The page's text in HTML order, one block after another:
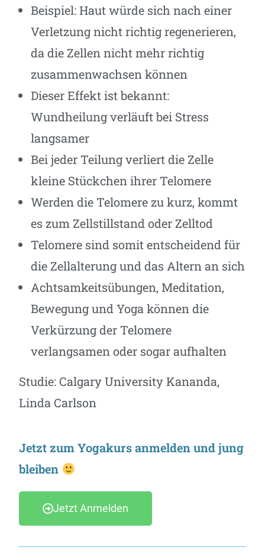
Beispiel: Haut würde sich nach einer
Verletzung nicht richtig regenerieren,
da die Zellen nicht mehr richtig
zusammenwachsen können
Dieser Effekt ist bekannt:
Wundheilung verläuft bei Stress
langsamer
Bei jeder Teilung verliert die Zelle
kleine Stückchen ihrer Telomere
Werden die Telomere zu kurz, kommt
es zum Zellstillstand oder Zelltod
Telomere sind somit entscheidend für
die Zellalterung und das Altern an sich
Achtsamkeitsübungen, Meditation,
Bewegung und Yoga können die
Verkürzung der Telomere
verlangsamen oder sogar aufhalten
Studie: Calgary University Kananda,
Linda Carlson
Jetzt zum Yogakurs anmelden und jung
bleiben
Jetzt Anmelden